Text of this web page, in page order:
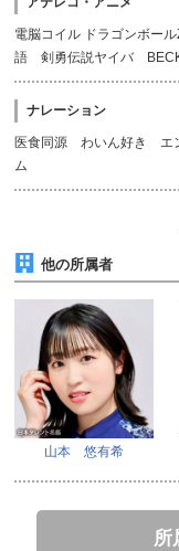
電脳コイル ドラゴンボ
語 剣勇伝説ヤイバ
ナレーション
医食同源 わいん好き エ
ム
他の所属者
山本 悠有希
所